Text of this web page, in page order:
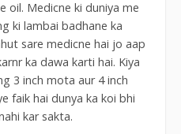
oil. Medicne ki duniya me
ki lambai badhane ka
sare medicne hai jo aap
ka dawa karti hai. Kiya
3 inch mota aur 4 inch
faik hai dunya ka koi bhi
kar sakta.